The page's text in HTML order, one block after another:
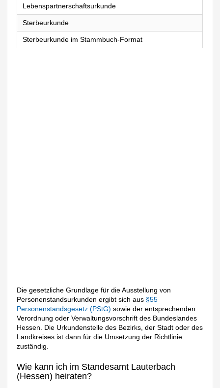
Lebenspartnerschaftsurkunde
Sterbeurkunde
Sterbeurkunde im Stammbuch-Format
Die gesetzliche Grundlage für die Ausstellung von
Personenstandsurkunden ergibt sich aus §55
Personenstandsgesetz (PStG)sowie der entsprechenden
Verordnung oder Verwaltungsvorschrift des Bundeslandes
Hessen. Die Urkundenstelle des Bezirks, der Stadt oder des
Landkreises ist dann für die Umsetzung der Richtlinie
zuständig.
Wie kann ich im Standesamt Lauterbach
(Hessen) heiraten?